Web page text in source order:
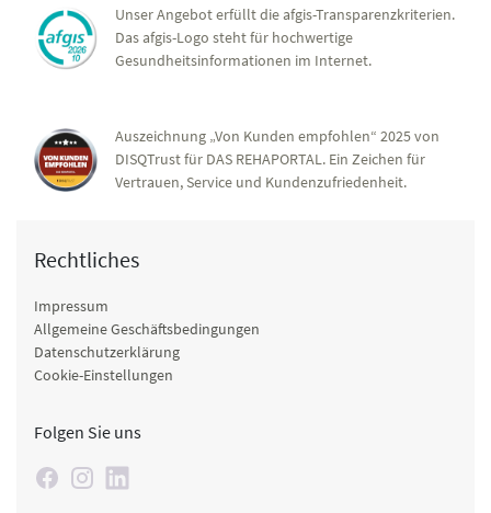
Unser Angebot erfüllt die afgis-Transparenzkriterien.
Das afgis-Logo steht für hochwertige
Gesundheitsinformationen im Internet.
Auszeichnung „Von Kunden empfohlen“ 2025 von
DISQTrust für DAS REHAPORTAL. Ein Zeichen für
Vertrauen, Service und Kundenzufriedenheit.
Rechtliches
Impressum
Allgemeine Geschäftsbedingungen
Datenschutzerklärung
Cookie-Einstellungen
Folgen Sie uns